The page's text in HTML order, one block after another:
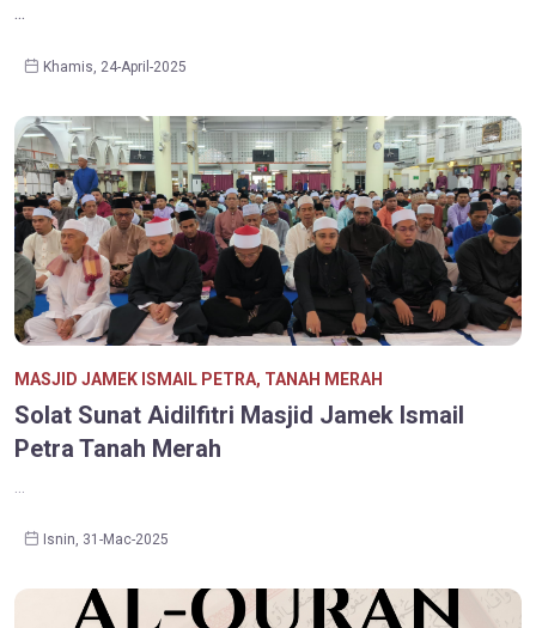
...
Khamis, 24-April-2025
MASJID JAMEK ISMAIL PETRA, TANAH MERAH
Solat Sunat Aidilfitri Masjid Jamek Ismail
Petra Tanah Merah
Isnin, 31-Mac-2025